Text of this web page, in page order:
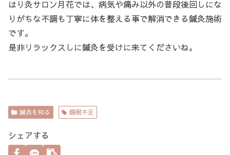
はり灸サロン月花では、病気や痛み以外の普段後回しにな
りがちな不調も丁寧に体を整える事で解消できる鍼灸施術
です。
是非リラックスしに鍼灸を受けに来てくださいね。
鍼灸を知る 睡眠不足
シェアする